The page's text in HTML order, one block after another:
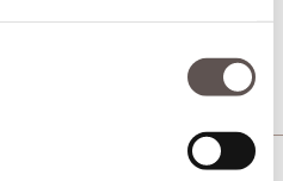
€ 436,00